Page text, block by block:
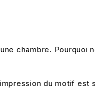
chambre. Pourquoi
du motif est